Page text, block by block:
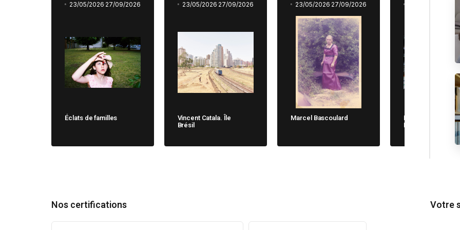
23/05/2026 27/09/2026
Éclats de familles
23/05/2026 27/09/2026
Vincent Catala. Île
Brésil
23/05/2026 27/09/2026
Marcel Bascoulard
27/
Michela Cane. Chi
Non Dimentica
Nos certifications Votre